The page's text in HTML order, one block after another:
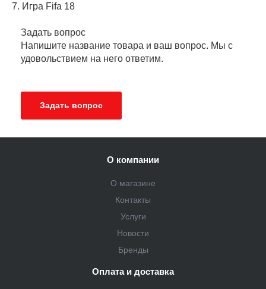
7. Игра Fifa 18
Задать вопрос
Напишите название товара и ваш вопрос. Мы с
удовольствием на него ответим.
Задать вопрос
О компании
О магазине
Контакты
Услуги
Новости
Бренды
Оплата и доставка